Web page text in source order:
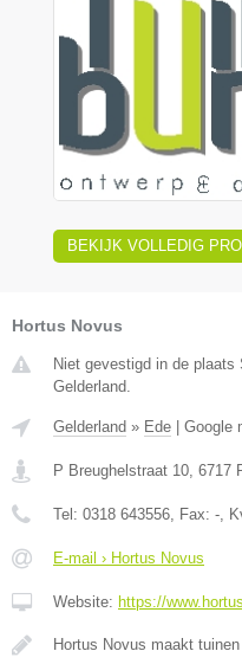
BEKIJK VOLLEDIG
Hortus Novus
Niet gevestigd in de
Gelderland.
Gelderland » Ede Google
P Breughelstraat 10, 6717
Tel: 0318 643556, Fax: -,
E-mail › Hortus Novus
Website: https://
Hortus Novus maakt